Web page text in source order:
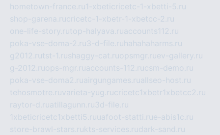
hometown-france.ru1-xbeticricetc-1-xbetti-5.ru
shop-garena.rucricetc-1-xbetr-1-xbetcc-2.ru
one-life-story.rutop-halyava.ruaccounts112.ru
poka-vse-doma-2.ru3-d-file.ru hahahaharms.ru
g2012.rutst-1.rushaggy-cat.ruopsmgr.ruev-gallery.ru
g-2012.ruops-mgr.ruaccounts-112.rucsm-demo.ru
poka-vse-doma2.ruairgungames.ruallseo-host.ru
tehosmotre.ruvarieta-yug.rucricetc1xbetr1xbetcc2.ru
raytor-d.ruatillagunn.ru3d-file.ru
1xbeticricetc1xbetti5.ruuafoot-statti.rue-abis1c.ru
store-brawl-stars.rukts-services.rudark-sand.ru